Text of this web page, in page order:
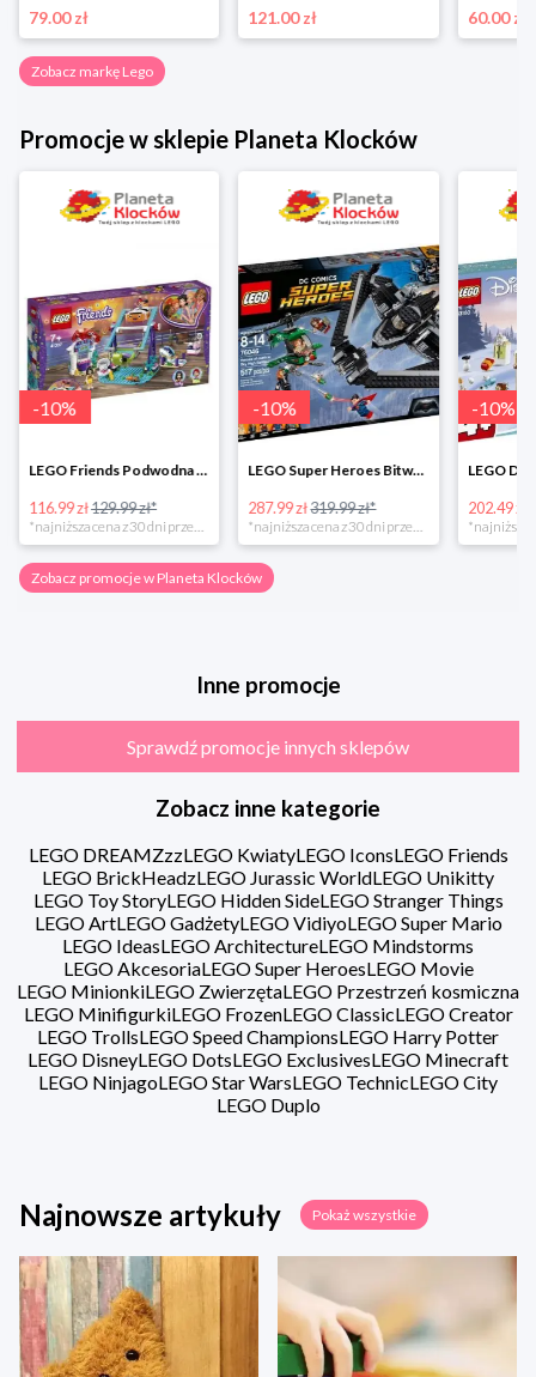
79.00 zł 121.00 zł 60.00 zł
Zobacz markę Lego
Promocje w sklepie Planeta Klocków
-10%
LEGO Friends Podwodna Frajda w super cenie
116.99 zł129.99 zł*
-10%
LEGO Super Heroes Bitwa powietrzna w super cenie
287.99 zł319.99 zł*
-10%
202.49 zł
Zobacz promocje w Planeta Klocków
Inne promocje
Sprawdź promocje innych sklepów
Zobacz inne kategorie
LEGO DREAMZzzLEGO KwiatyLEGO IconsLEGO Friends
LEGO BrickHeadzLEGO Jurassic WorldLEGO Unikitty
LEGO Toy StoryLEGO Hidden SideLEGO Stranger Things
LEGO ArtLEGO GadżetyLEGO VidiyoLEGO Super Mario
LEGO IdeasLEGO ArchitectureLEGO Mindstorms
LEGO AkcesoriaLEGO Super HeroesLEGO Movie
LEGO MinionkiLEGO ZwierzętaLEGO Przestrzeń kosmiczna
LEGO MinifigurkiLEGO FrozenLEGO ClassicLEGO Creator
LEGO TrollsLEGO Speed ChampionsLEGO Harry Potter
LEGO DisneyLEGO DotsLEGO ExclusivesLEGO Minecraft
LEGO NinjagoLEGO Star WarsLEGO TechnicLEGO City
LEGO Duplo
Najnowsze artykuły Pokaż wszystkie